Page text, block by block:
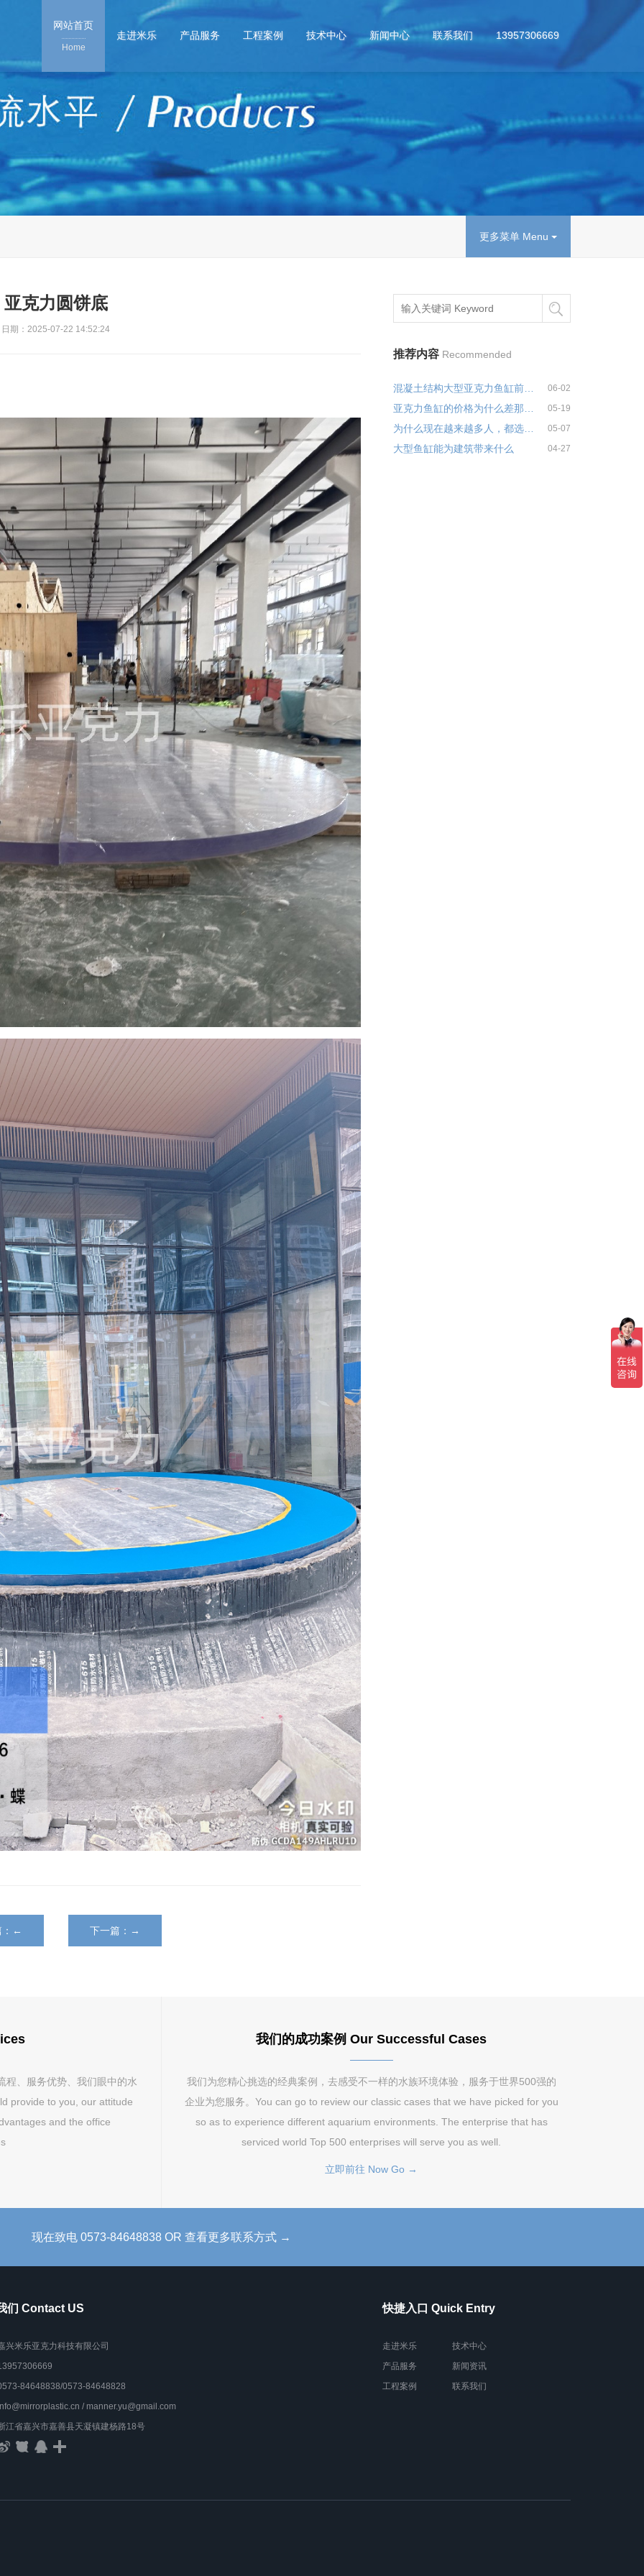
网站首页
Home
走进米乐 产品服务 工程案例 技术中心 新闻中心 联系我们 13957306669
更多菜单 Menu
亚克力圆饼底
日期：2025-07-22 14:52:24
：← 下一篇：→
推荐内容 Recommended
混凝土结构大型亚克力鱼缸前期土建预埋注意事项 06-02
05-19
为什么现在越来越多人，都选择亚克力泳池？ 05-07
大型鱼缸能为建筑带来什么 04-27
程、服务优势、我们眼中的水
provide to you, our attitude
and the office
我们的成功案例 Our Successful Cases
我们为您精心挑选的经典案例，去感受不一样的水族环境体验，服务于世界500强的
企业为您服务。You can go to review our classic cases that we have picked for you
so as to experience different aquarium environments. The enterprise that has
serviced world Top 500 enterprises will serve you as well.
立即前往 Now Go →
现在致电 0573-84648838 OR 查看更多联系方式 →
们 Contact US
兴米乐亚克力科技有限公司
84648838/0573-84648828
/ manner.yu@gmail.com
江省嘉兴市嘉善县天凝镇建杨路18号
快捷入口 Quick Entry
走进米乐
产品服务
工程案例
技术中心
新闻资讯
联系我们